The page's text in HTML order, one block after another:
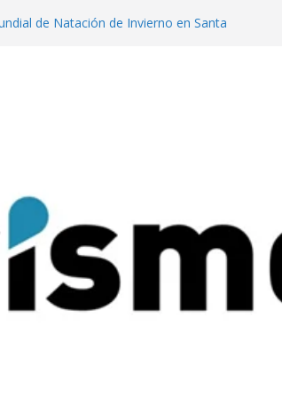
de Natación de Invierno en Santa